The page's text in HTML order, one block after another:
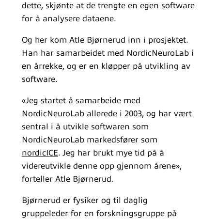
dette, skjønte at de trengte en egen software
for å analysere dataene.
Og her kom Atle Bjørnerud inn i prosjektet.
Han har samarbeidet med NordicNeuroLab i
en årrekke, og er en kløpper på utvikling av
software.
«Jeg startet å samarbeide med
NordicNeuroLab allerede i 2003, og har vært
sentral i å utvikle softwaren som
NordicNeuroLab markedsfører som
nordicICE. Jeg har brukt mye tid på å
videreutvikle denne opp gjennom årene»,
forteller Atle Bjørnerud.
Bjørnerud er fysiker og til daglig
gruppeleder for en forskningsgruppe på